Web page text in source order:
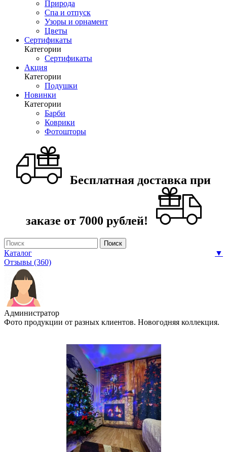
Природа
Спа и отпуск
Узоры и орнамент
Цветы
Сертификаты
Категории
Сертификаты
Акция
Категории
Подушки
Новинки
Категории
Барби
Коврики
Фотошторы
Бесплатная доставка при
заказе от 7000 рублей!
Каталог
▼
Отзывы (360)
Администратор
Фото продукции от разных клиентов. Новогодняя коллекция.